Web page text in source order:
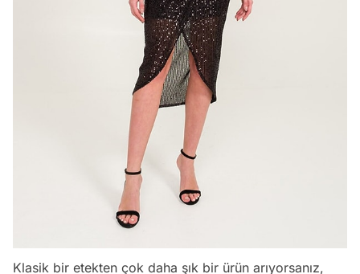
Klasik bir etekten çok daha şık bir ürün arıyorsanız,